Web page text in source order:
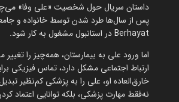
داستان سریال حول شخصیت «علی وفا»
پس از سال‌ها طرد شدن توسط خانواده و
Berhayat در استانبول مشغول به کار شود.
اما ورود علی به بیمارستان، همه‌چیز را
ارتباط اجتماعی مشکل دارد، تماس فیزیکی
خارق‌العاده او، علی را به پزشکی کم‌نظیر
نه‌فقط مهارت پزشکی، بلکه توانایی اعتماد